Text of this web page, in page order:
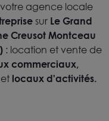
agence locale
sur Le Grand
Creusot Montceau
: location et vente de
commerciaux,
locaux d'activités.